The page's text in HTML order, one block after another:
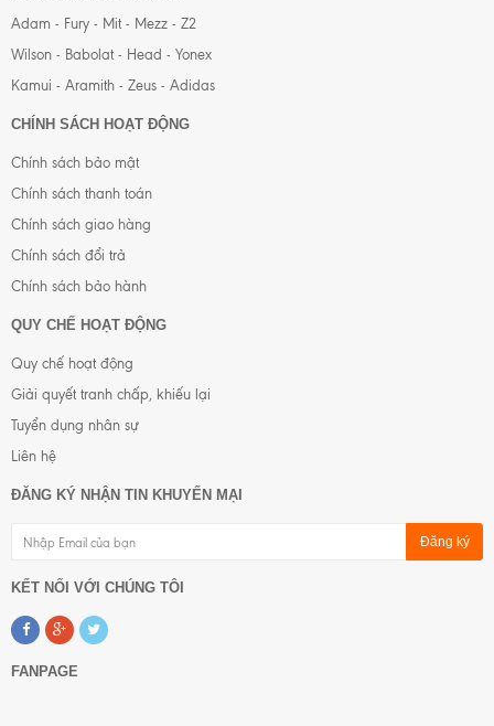
Adam - Fury - Mit - Mezz - Z2
Wilson - Babolat - Head - Yonex
Kamui - Aramith - Zeus - Adidas
CHÍNH SÁCH HOẠT ĐỘNG
Chính sách bảo mật
Chính sách thanh toán
Chính sách giao hàng
Chính sách đổi trả
Chính sách bảo hành
QUY CHẾ HOẠT ĐỘNG
Quy chế hoạt động
Giải quyết tranh chấp, khiếu lại
Tuyển dụng nhân sự
Liên hệ
ĐĂNG KÝ NHẬN TIN KHUYẾN MẠI
Đăng ký
KẾT NỐI VỚI CHÚNG TÔI
FANPAGE